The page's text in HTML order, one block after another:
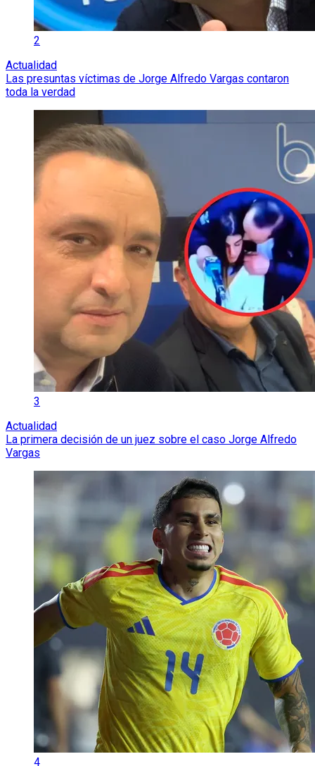
2
Actualidad
Las presuntas víctimas de Jorge Alfredo Vargas contaron
toda la verdad
3
Actualidad
La primera decisión de un juez sobre el caso Jorge Alfredo
Vargas
4